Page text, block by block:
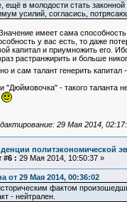
ещё в молодости стать
усилий, согласись,
имеет сама способность
у вас есть, то даже
капитал и приумножить его.
растранжирить и больше
и сам талант генерить капитал
"Дюймовочка" - такого
29 Мая 2014,
политэкономической
#6 : 29 Мая 2014, 10:50:37 »
от 29 Мая 2014, 00:36:02
фактом
- нейтрален.